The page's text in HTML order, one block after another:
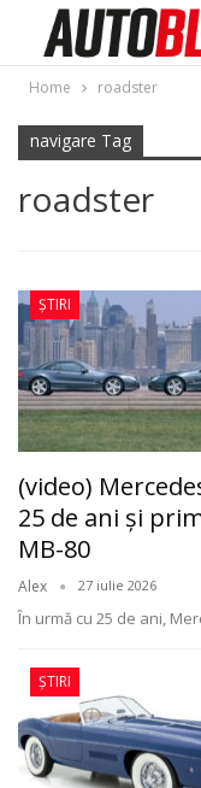
Home roadster
navigare Tag
roadster
ȘTIRI
(video)
25 de ani și
MB-80
Alex 27 iulie 2026
În urmă cu 25 de ani,
ȘTIRI